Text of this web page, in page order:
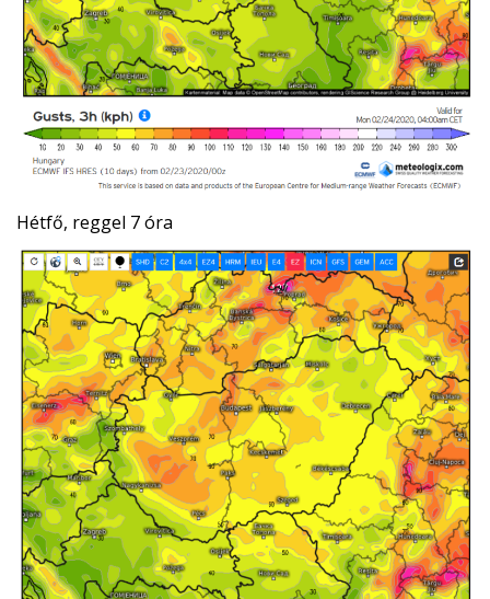
Hétfő, reggel 7 óra